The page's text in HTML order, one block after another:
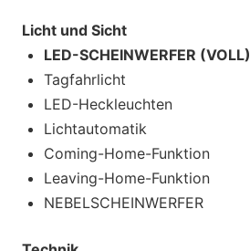
Licht und Sicht
LED-SCHEINWERFER (VOLL)
Tagfahrlicht
LED-Heckleuchten
Lichtautomatik
Coming-Home-Funktion
Leaving-Home-Funktion
NEBELSCHEINWERFER